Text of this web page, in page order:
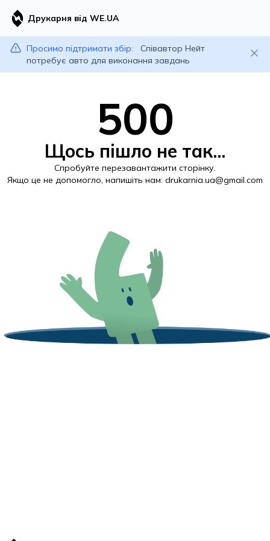
Друкарня від WE.UA
Просимо підтримати збір:
Співавтор Нейт
потребує авто для виконання завдань
500
Щось пішло не так...
Спробуйте перезавантажити сторінку.
Якщо це не допомогло, напишіть нам: drukarnia.ua@gmail.com